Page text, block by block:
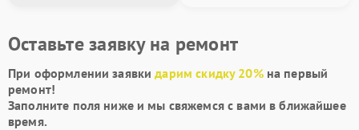
Оставьте заявку на ремонт
При оформлении заявкидарим скидку 20%на первый
ремонт!
Заполните поля ниже и мы свяжемся с вами в ближайшее
время.